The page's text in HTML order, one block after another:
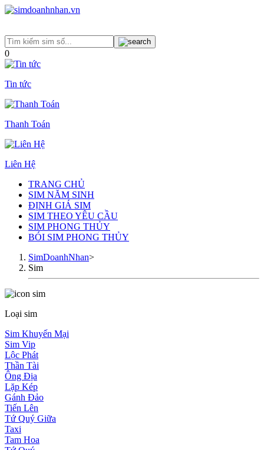
0
Tin tức
Thanh Toán
Liên Hệ
TRANG CHỦ
SIM NĂM SINH
ĐỊNH GIÁ SIM
SIM THEO YÊU CẦU
SIM PHONG THỦY
BÓI SIM PHONG THỦY
SimDoanhNhan>
Sim
Loại sim
Sim Khuyến Mại
Sim Vip
Lộc Phát
Thần Tài
Ông Địa
Lặp Kép
Gánh Đảo
Tiến Lên
Tứ Quý Giữa
Taxi
Tam Hoa